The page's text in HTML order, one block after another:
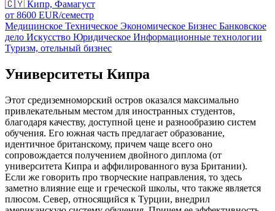
🇨🇾 Кипр, Фамагуст
от 8600 EUR/семестр
Медицинское Техническое Экономическое Бизнес Банковское
дело Искусство Юридическое Информационные технологии
Туризм, отельный бизнес
Университеты Кипра
Этот средиземноморский остров оказался максимально
привлекательным местом для иностранных студентов,
благодаря качеству, доступной цене и разнообразию систем
обучения. Его южная часть предлагает образование,
идентичное британскому, причем чаще всего оно
сопровождается получением двойного диплома (от
университета Кипра и аффилированного вуза Британии).
Если же говорить про творческие направления, то здесь
заметно влияние еще и греческой школы, что также является
плюсом. Север, относящийся к Турции, внедрил